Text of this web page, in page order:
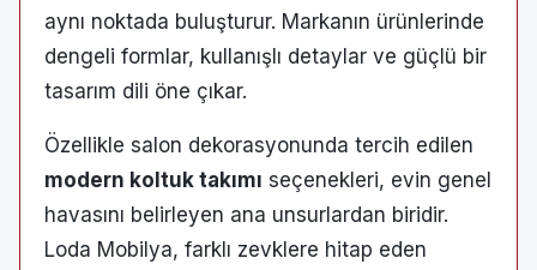
aynı noktada buluşturur. Markanın ürünlerinde
dengeli formlar, kullanışlı detaylar ve güçlü bir
tasarım dili öne çıkar.
Özellikle salon dekorasyonunda tercih edilen
modern koltuk takımı seçenekleri, evin genel
havasını belirleyen ana unsurlardan biridir.
Loda Mobilya, farklı zevklere hitap eden